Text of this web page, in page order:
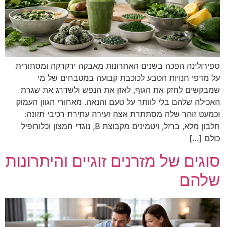
ספירולינה הפכה בשנים האחרונות מאבקה ירקרקה ומסתורית
על מדפי חנויות הטבע לכוכבת קבועה במטבחים של מי
שמבקשים לחזק את הגוף, לאזן את הנפש ולשדרג את שגרת
האכילה שלהם בלי לוותר על טעם והנאה. מאחורי הגוון העמוק
וכמעט זוהר שלה מסתתרת אצה זעירה עתירת רכיבי תזונה:
חלבון מלא, ברזל, ויטמינים מקבוצת B, נוגדי חמצון וכלורופיל
כולם […]
סוגים של מזרנים זוגיים והיתרונות
שלהם